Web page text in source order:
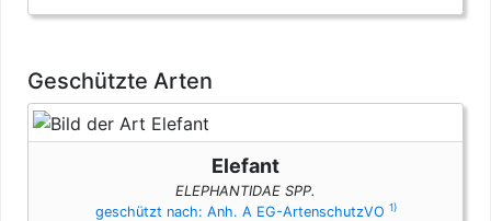
Geschützte Arten
Elefant
ELEPHANTIDAE SPP.
geschützt nach: Anh. A EG-ArtenschutzVO 1)